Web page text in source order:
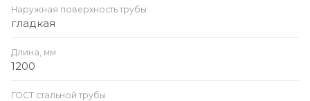
Наружная поверхность трубы
гладкая
Длина, мм
1200
ГОСТ стальной трубы